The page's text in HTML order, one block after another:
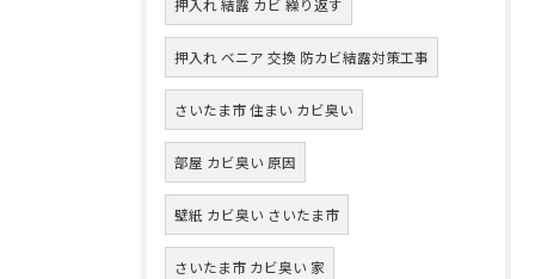
押入れ 結露 カビ 繰り返す
押入れ ベニア 交換 防カビ結露対策工事
さいたま市 住まい カビ臭い
部屋 カビ臭い 原因
壁紙 カビ臭い さいたま市
さいたま市 カビ臭い 家